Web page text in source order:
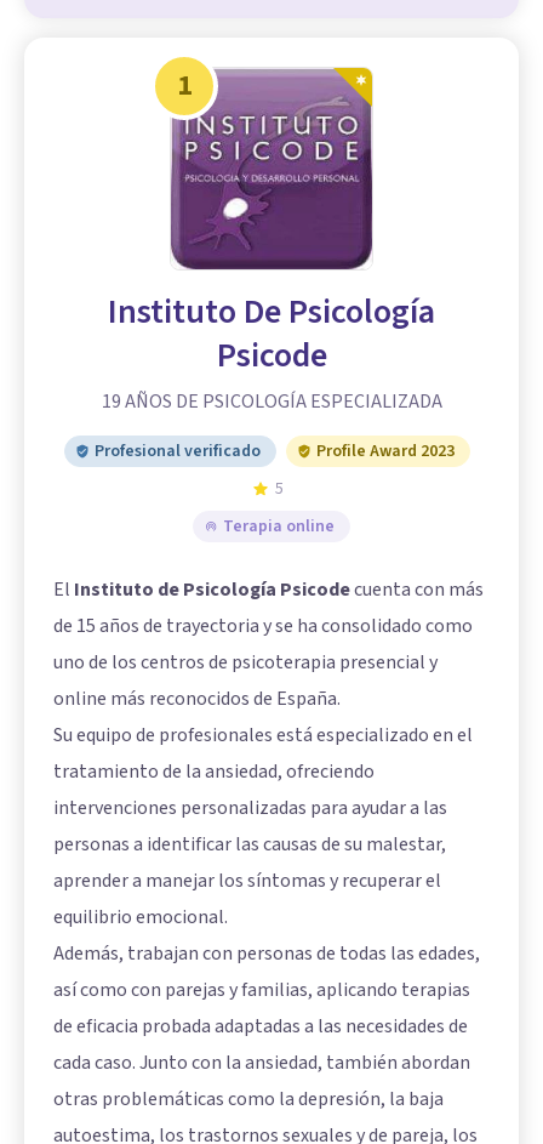
1
Instituto De Psicología
Psicode
19 AÑOS DE PSICOLOGÍA ESPECIALIZADA
Profesional verificado
Profile Award 2023
5
Terapia online
El Instituto de Psicología Psicodecuenta con más
de 15 años de trayectoria y se ha consolidado como
uno de los centros de psicoterapia presencial y
online más reconocidos de España.
Su equipo de profesionales está especializado en el
tratamiento de la ansiedad, ofreciendo
intervenciones personalizadas para ayudar a las
personas a identificar las causas de su malestar,
aprender a manejar los síntomas y recuperar el
equilibrio emocional.
Además, trabajan con personas de todas las edades,
así como con parejas y familias, aplicando terapias
de eficacia probada adaptadas a las necesidades de
cada caso. Junto con la ansiedad, también abordan
otras problemáticas como la depresión, la baja
autoestima, los trastornos sexuales y de pareja, los